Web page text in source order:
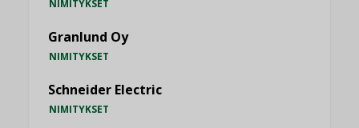
NIMITYKSET
Granlund Oy
NIMITYKSET
Schneider Electric
NIMITYKSET